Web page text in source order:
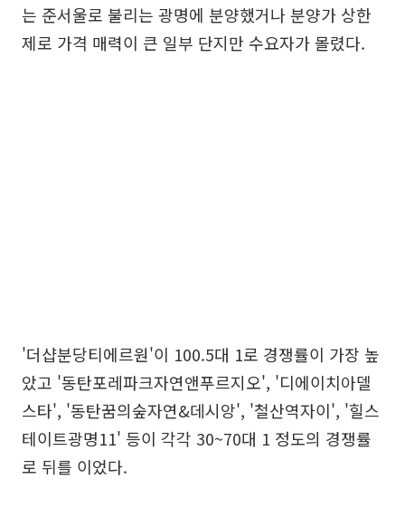
는 준서울로 불리는 광명에 분양했거나 분양가 상한
제로 가격 매력이 큰 일부 단지만 수요자가 몰렸다.
'더샵분당티에르원'이 100.5대 1로 경쟁률이 가장 높
았고 '동탄포레파크자연앤푸르지오', '디에이치아델
스타', '동탄꿈의숲자연&데시앙', '철산역자이', '힐스
테이트광명11' 등이 각각 30~70대 1 정도의 경쟁률
로 뒤를 이었다.